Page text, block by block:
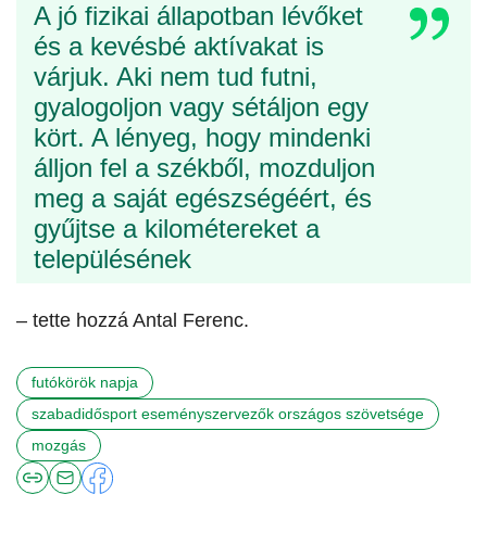
A jó fizikai állapotban lévőket
és a kevésbé aktívakat is
várjuk. Aki nem tud futni,
gyalogoljon vagy sétáljon egy
kört. A lényeg, hogy mindenki
álljon fel a székből, mozduljon
meg a saját egészségéért, és
gyűjtse a kilométereket a
településének
– tette hozzá Antal Ferenc.
futókörök napja
szabadidősport eseményszervezők országos szövetsége
mozgás